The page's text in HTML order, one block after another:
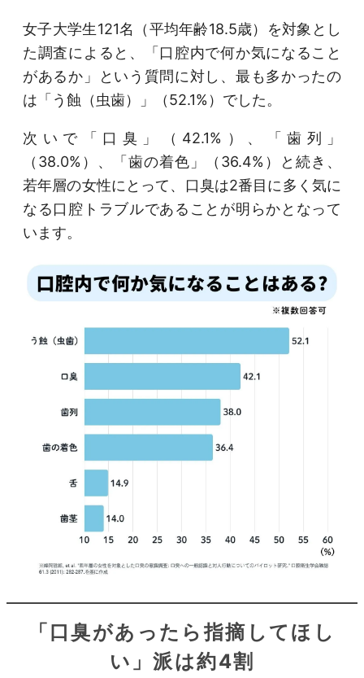
女子大学生121名（平均年齢18.5歳）を対象とし
た調査によると、「口腔内で何か気になること
があるか」という質問に対し、最も多かったの
は「う蝕（虫歯）」（52.1%）でした。
次いで「口臭」（42.1%）、「歯列」
（38.0%）、「歯の着色」（36.4%）と続き、
若年層の女性にとって、口臭は2番目に多く気に
なる口腔トラブルであることが明らかとなって
います。
「口臭があったら指摘してほし
い」派は約4割